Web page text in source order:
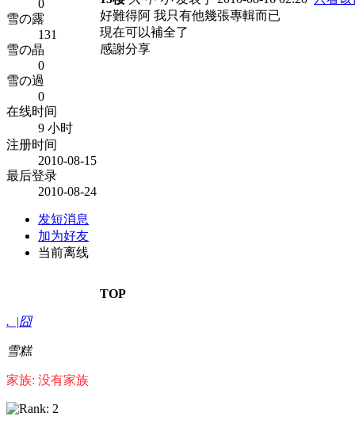
0
雪の露
131
雪の晶
0
雪の過
0
在线时间
9 小时
注册时间
2010-08-15
最后登录
2010-08-24
发短消息
加为好友
当前离线
好難得阿 我只有他幾張專輯而已
現在可以補全了
感謝分享
TOP
._|囧
雪糕
家族: 没有家族